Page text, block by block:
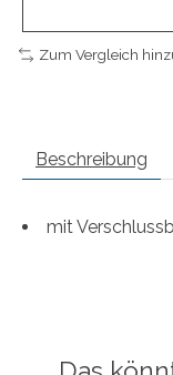
Zum Vergleich
Beschreibung
mit